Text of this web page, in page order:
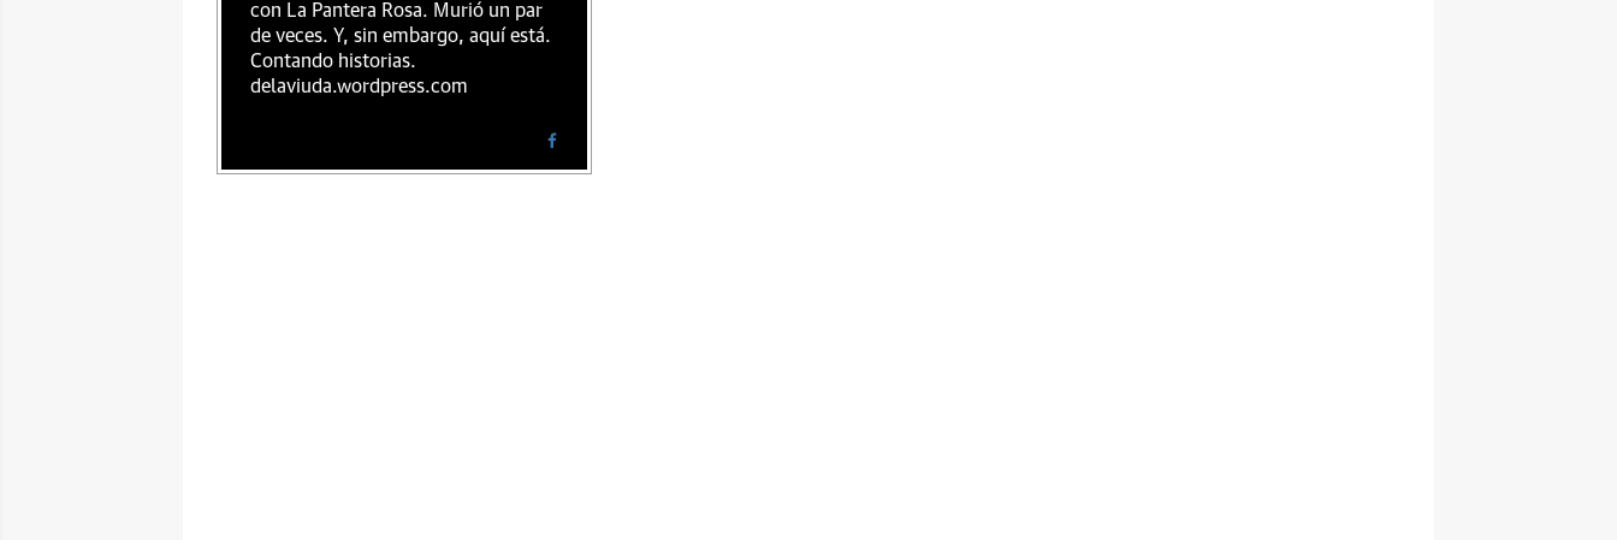
con La Pantera Rosa. Murió un par
de veces. Y, sin embargo, aquí está.
Contando historias.
delaviuda.wordpress.com